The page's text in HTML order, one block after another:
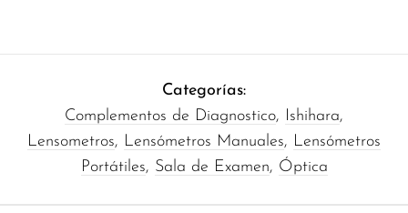
Categorías:
Complementos de Diagnostico, Ishihara,
Lensometros, Lensómetros Manuales, Lensómetros
Portátiles, Sala de Examen, Óptica